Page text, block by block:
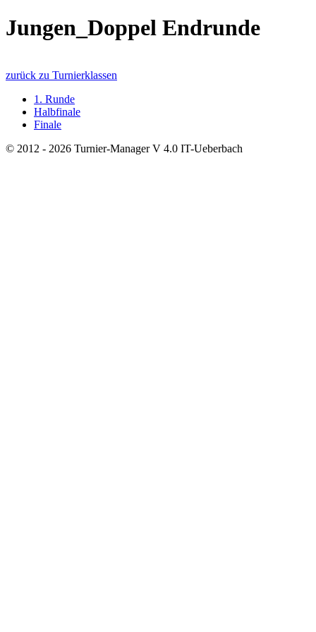
Jungen_Doppel Endrunde
zurück zu Turnierklassen
1. Runde
Halbfinale
Finale
© 2012 - 2026 Turnier-Manager V 4.0 IT-Ueberbach